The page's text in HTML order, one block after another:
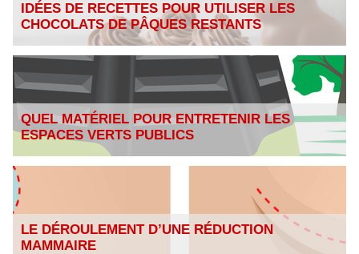
IDÉES DE RECETTES POUR UTILISER LES
CHOCOLATS DE PÂQUES RESTANTS
QUEL MATÉRIEL POUR ENTRETENIR LES
ESPACES VERTS PUBLICS
LE DÉROULEMENT D’UNE RÉDUCTION
MAMMAIRE